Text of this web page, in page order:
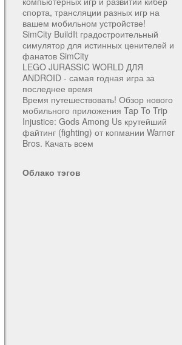
спорта, трансляции разных игр на
вашем мобильном устройстве!
SimCity BuildIt градостроительный
симулятор для истинных ценителей и
фанатов SimCity
LEGO JURASSIC WORLD ДЛЯ
ANDROID - самая годная игра за
последнее время
Время путешествовать! Обзор нового
мобильного приложения Tap To Trip
Injustice: Gods Among Us крутейший
файтинг (fighting) от копмании Warner
Bros. Качать всем
Облако тэгов